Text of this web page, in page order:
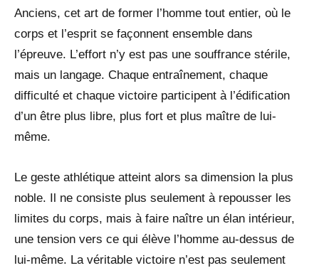
Anciens, cet art de former l’homme tout entier, où le
corps et l’esprit se façonnent ensemble dans
l’épreuve. L’effort n’y est pas une souffrance stérile,
mais un langage. Chaque entraînement, chaque
difficulté et chaque victoire participent à l’édification
d’un être plus libre, plus fort et plus maître de lui-
même.
Le geste athlétique atteint alors sa dimension la plus
noble. Il ne consiste plus seulement à repousser les
limites du corps, mais à faire naître un élan intérieur,
une tension vers ce qui élève l’homme au-dessus de
lui-même. La véritable victoire n’est pas seulement